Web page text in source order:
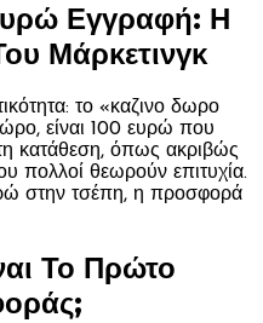
Εγγραφή: Η
Μάρκετινγκ
το «καζινο δωρο
είναι 100 ευρώ που
κατάθεση, όπως ακριβώς
πολλοί θεωρούν επιτυχία.
στην τσέπη, η προσφορά
Το Πρώτο